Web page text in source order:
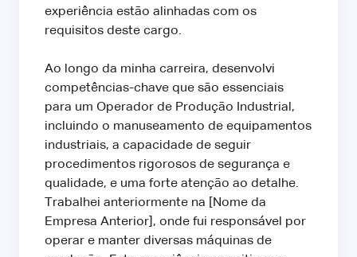
experiência estão alinhadas com os
requisitos deste cargo.
Ao longo da minha carreira, desenvolvi
competências-chave que são essenciais
para um Operador de Produção Industrial,
incluindo o manuseamento de equipamentos
industriais, a capacidade de seguir
procedimentos rigorosos de segurança e
qualidade, e uma forte atenção ao detalhe.
Trabalhei anteriormente na [Nome da
Empresa Anterior], onde fui responsável por
operar e manter diversas máquinas de